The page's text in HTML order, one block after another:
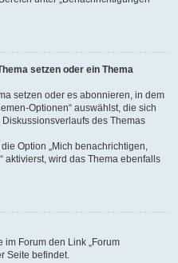
setzen oder ein Thema
setzen oder es abonnieren, in dem
Optionen“ auswählst, die sich
des Themas
Option „Mich benachrichtigen,
aktivierst, wird das Thema ebenfalls
Forum den Link „Forum
Seite befindet.